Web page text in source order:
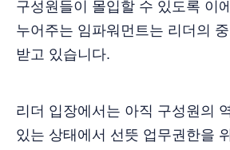
구성원들이 몰입할 수 있도록 이
누어주는 임파워먼트는 리더의
받고 있습니다.
리더 입장에서는 아직 구성원의
있는 상태에서 선뜻 업무권한을